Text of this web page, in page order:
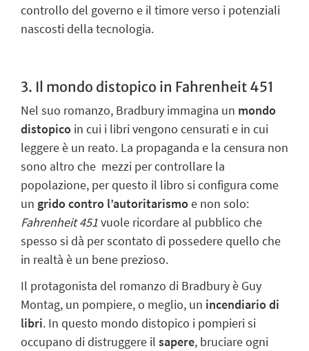
controllo del governo e il timore verso i potenziali
nascosti della tecnologia.
3. Il mondo distopico in Fahrenheit 451
Nel suo romanzo, Bradbury immagina un mondo
distopico in cui i libri vengono censurati e in cui
leggere è un reato. La propaganda e la censura non
sono altro che mezzi per controllare la
popolazione, per questo il libro si configura come
un grido contro l’autoritarismoe non solo:
Fahrenheit 451vuole ricordare al pubblico che
spesso si dà per scontato di possedere quello che
in realtà è un bene prezioso.
Il protagonista del romanzo di Bradbury è Guy
Montag, un pompiere, o meglio, un incendiario di
libri. In questo mondo distopico i pompieri si
occupano di distruggere il sapere, bruciare ogni